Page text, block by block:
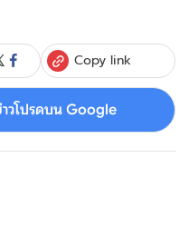
Copy link
วโปรดบน Google